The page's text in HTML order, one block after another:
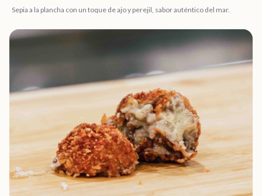
Sepia a la plancha con un toque de ajo y perejil, sabor auténtico del mar.